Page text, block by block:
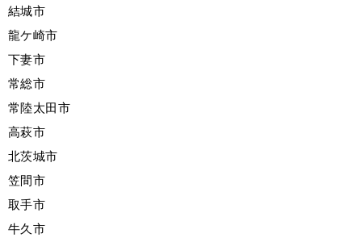
結城市
龍ケ崎市
下妻市
常総市
常陸太田市
高萩市
北茨城市
笠間市
取手市
牛久市